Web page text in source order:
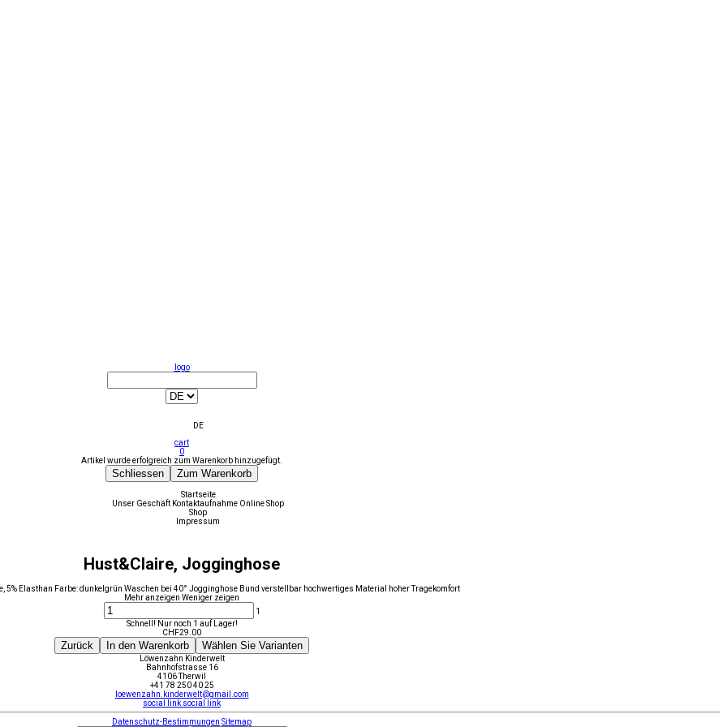
logo
DE
cart
0
Artikel wurde erfolgreich zum Warenkorb hinzugefügt.
Schliessen Zum Warenkorb
Startseite
Unser Geschäft Kontaktaufnahme Online Shop
Shop
Impressum
Hust&Claire, Jogginghose
5% Elasthan Farbe: dunkelgrün Waschen bei 40° Jogginghose Bund verstellbar hochwertiges Material hoher Tragekomfort
Mehr anzeigen Weniger zeigen
1
Schnell! Nur noch 1 auf Lager!
CHF29.00
Zurück In den Warenkorb Wählen Sie Varianten
Löwenzahn Kinderwelt
Bahnhofstrasse 16
4106 Therwil
+41 78 250 40 25
loewenzahn.kinderwelt@gmail.com
social link social link
Datenschutz-Bestimmungen Sitemap